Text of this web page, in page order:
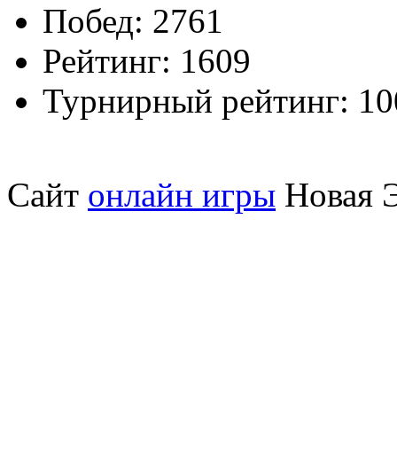
Побед: 2761
Рейтинг: 1609
Турнирный рейтинг:
Сайт онлайн игры Новая